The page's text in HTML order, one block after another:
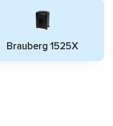
Brauberg 1525X